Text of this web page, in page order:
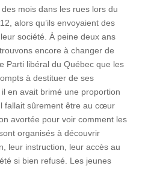
mois dans les rues lors du
alors qu’ils envoyaient des
société. À peine deux ans
encore à changer de
Parti libéral du Québec que les
à destituer de ses
en avait brimé une proportion
fallait sûrement être au cœur
avortée pour voir comment les
organisés à découvrir
leur instruction, leur accès au
si bien refusé. Les jeunes